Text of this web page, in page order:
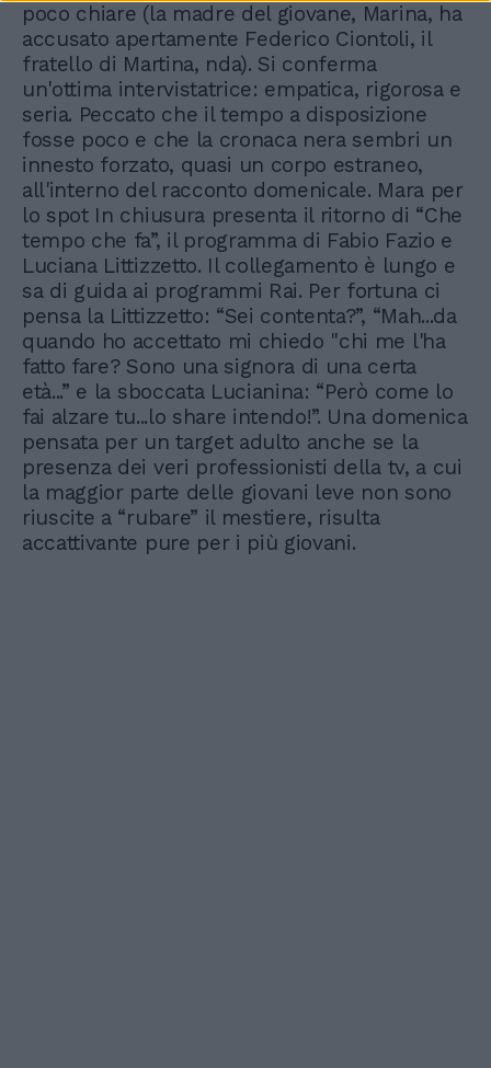
poco chiare (la madre del giovane, Marina, ha
accusato apertamente Federico Ciontoli, il
fratello di Martina, nda). Si conferma
un'ottima intervistatrice: empatica, rigorosa e
seria. Peccato che il tempo a disposizione
fosse poco e che la cronaca nera sembri un
innesto forzato, quasi un corpo estraneo,
all'interno del racconto domenicale. Mara per
lo spot In chiusura presenta il ritorno di “Che
tempo che fa”, il programma di Fabio Fazio e
Luciana Littizzetto. Il collegamento è lungo e
sa di guida ai programmi Rai. Per fortuna ci
pensa la Littizzetto: “Sei contenta?”, “Mah...da
quando ho accettato mi chiedo "chi me l'ha
fatto fare? Sono una signora di una certa
età...” e la sboccata Lucianina: “Però come lo
fai alzare tu...lo share intendo!”. Una domenica
pensata per un target adulto anche se la
presenza dei veri professionisti della tv, a cui
la maggior parte delle giovani leve non sono
riuscite a “rubare” il mestiere, risulta
accattivante pure per i più giovani.